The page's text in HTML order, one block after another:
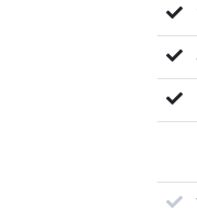
ข
สิ
ห้